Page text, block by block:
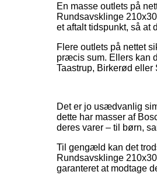
En masse outlets på
Rundsavsklinge
et aftalt tidspunkt, så at
Flere outlets på nettet
præcis sum. Ellers kan
Taastrup, Birkerød eller
Det er jo usædvanlig
dette har masser af
deres varer – til børn,
Til gengæld kan det
Rundsavsklinge
garanteret at modtage